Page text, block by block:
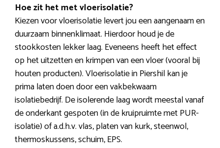
Hoe zit het met vloerisolatie?
Kiezen voor vloerisolatie levert jou een aangenaam en
duurzaam binnenklimaat. Hierdoor houd je de
stookkosten lekker laag. Eveneens heeft het effect
op het uitzetten en krimpen van een vloer (vooral bij
houten producten). Vloerisolatie in Piershil kan je
prima laten doen door een vakbekwaam
isolatiebedrijf. De isolerende laag wordt meestal vanaf
de onderkant gespoten (in de kruipruimte met PUR-
isolatie) of a.d.h.v. vlas, platen van kurk, steenwol,
thermoskussens, schuim, EPS.